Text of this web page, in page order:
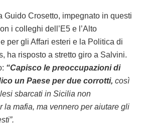
Guido Crosetto, impegnato in questi
i colleghi dell’E5 e l’Alto
per gli Affari esteri e la Politica di
ha risposto a stretto giro a Salvini.
“Capisco le preoccupazioni di
un Paese per due corrotti, così
sbarcati in Sicilia non
la mafia, ma vennero per aiutare gli